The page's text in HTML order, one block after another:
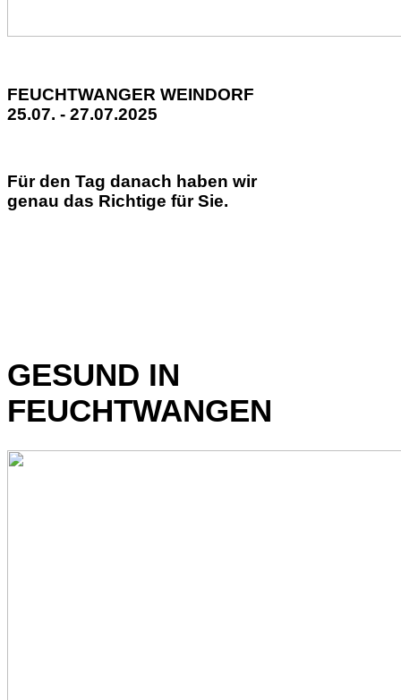
FEUCHTWANGER WEINDORF
25.07. - 27.07.2025
Für den Tag danach haben wir
genau das Richtige für Sie.
GESUND IN
FEUCHTWANGEN